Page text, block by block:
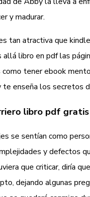
y madurar.
tan atractiva que
allá libro en pdf las
tener ebook
te enseña los secretos
libro pdf gratis
se sentían como
y defectos
que criticar, diría
dejando algunas